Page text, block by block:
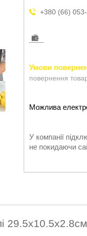
+380 (66)
повернення
У компанії
не покидаючи